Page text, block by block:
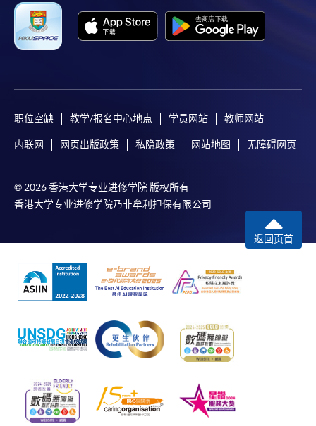
职位空缺 教学/报名中心地点 学员网站 教师网站
内联网 网页出版政策 私隐政策 网站地图 无障碍网页
© 2026 香港大学专业进修学院 版权所有
香港大学专业进修学院乃非牟利担保有限公司
返回页首